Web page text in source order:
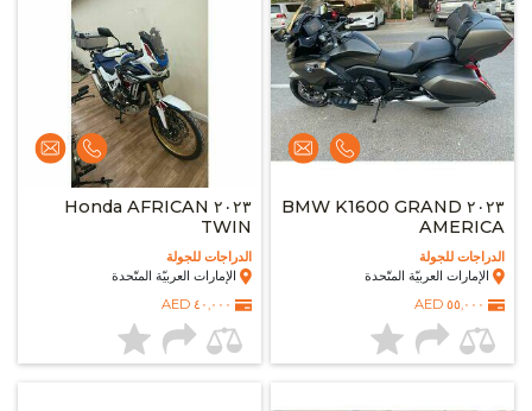
٢٠٢٣ BMW K1600 GRAND
AMERICA
الدراجات للجولة
الإمارات العربيّة المتّحدة
٥٥,٠٠٠ AED
٢٠٢٣ Honda AFRICAN
TWIN
الدراجات للجولة
الإمارات العربيّة المتّحدة
٤٠,٠٠٠ AED